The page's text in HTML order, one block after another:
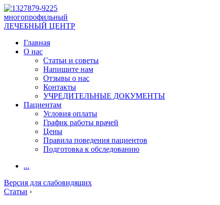
многопрофильный
ЛЕЧЕБНЫЙ ЦЕНТР
Главная
О нас
Статьи и советы
Напишите нам
Отзывы о нас
Контакты
УЧРЕДИТЕЛЬНЫЕ ДОКУМЕНТЫ
Пациентам
Условия оплаты
График работы врачей
Цены
Правила поведения пациентов
Подготовка к обследованию
...
Версия для слабовидящих
Статьи ›